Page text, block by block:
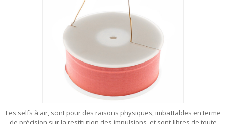
Les selfs à air, sont pour des raisons physiques, imbattables en terme